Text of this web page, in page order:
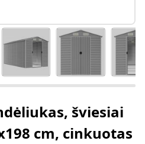
šviesiai
cm, cinkuotas